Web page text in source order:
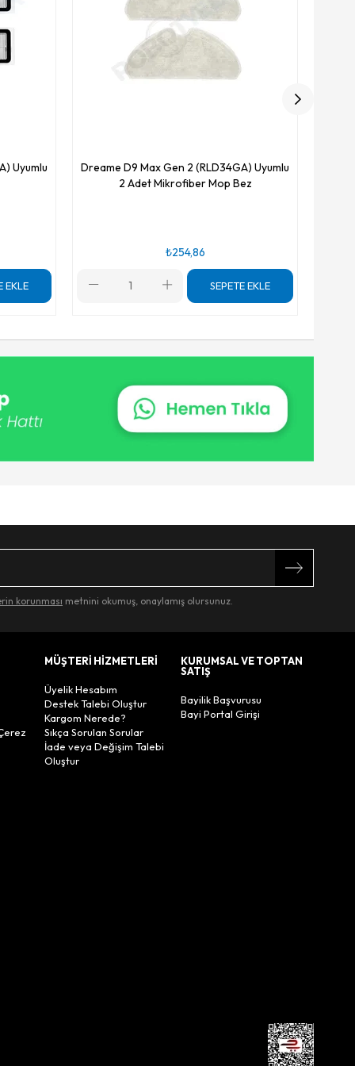
Uyumlu
EKLE
Dreame D9 Max Gen 2 (RLD34GA) Uyumlu
2 Adet Mikrofiber Mop Bez
₺254,86
SEPETE EKLE
korunması metnini okumuş, onaylamış olursunuz.
MÜŞTERİ HİZMETLERİ
Üyelik Hesabım
Destek Talebi Oluştur
Kargom Nerede?
Sıkça Sorulan Sorular
İade veya Değişim Talebi
Oluştur
KURUMSAL VE TOPTAN
SATIŞ
Bayilik Başvurusu
Bayi Portal Girişi